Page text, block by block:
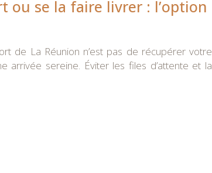
ou se la faire livrer : l’option
de La Réunion n’est pas de récupérer votre
sereine. Éviter les files d’attente et la